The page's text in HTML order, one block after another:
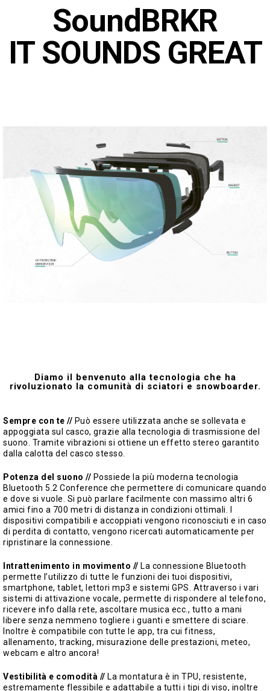
SoundBRKR
IT SOUNDS GREAT
Diamo il benvenuto alla tecnologia che ha
rivoluzionato la comunità di sciatori e snowboarder.
Sempre con te // Può essere utilizzata anche se sollevata e
appoggiata sul casco, grazie alla tecnologia di trasmissione del
suono. Tramite vibrazioni si ottiene un effetto stereo garantito
dalla calotta del casco stesso.
Potenza del suono // Possiede la più moderna tecnologia
Bluetooth 5.2 Conference che permettere di comunicare quando
e dove si vuole. Si può parlare facilmente con massimo altri 6
amici fino a 700 metri di distanza in condizioni ottimali. I
dispositivi compatibili e accoppiati vengono riconosciuti e in caso
di perdita di contatto, vengono ricercati automaticamente per
ripristinare la connessione.
Intrattenimento in movimento // La connessione Bluetooth
permette l’utilizzo di tutte le funzioni dei tuoi dispositivi,
smartphone, tablet, lettori mp3 e sistemi GPS. Attraverso i vari
sistemi di attivazione vocale, permette di rispondere al telefono,
ricevere info dalla rete, ascoltare musica ecc., tutto a mani
libere senza nemmeno togliere i guanti e smettere di sciare.
Inoltre è compatibile con tutte le app, tra cui fitness,
allenamento, tracking, misurazione delle prestazioni, meteo,
webcam e altro ancora!
Vestibilità e comodità // La montatura è in TPU, resistente,
estremamente flessibile e adattabile a tutti i tipi di viso, inoltre